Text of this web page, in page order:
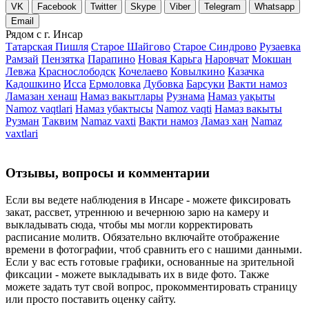
VK Facebook Twitter Skype Viber Telegram
Whatsapp
Email
Рядом с г. Инсар
Татарская Пишля Старое Шайгово Старое Синдрово Рузаевка
Рамзай Пензятка Парапино Новая Карьга Наровчат Мокшан
Левжа Краснослободск Кочелаево Ковылкино Казачка
Кадошкино Исса Ермоловка Дубовка Барсуки Вакти намоз
Ламазан хенаш Намаз вакытлары Рузнама Намаз уақыты
Namoz vaqtlari Намаз убактысы Namoz vaqti Намаз вакыты
Рузман Таквим Namaz vaxti Вақти намоз Ламаз хан Namaz
vaxtlari
Отзывы, вопросы и комментарии
Если вы ведете наблюдения в Инсаре - можете фиксировать
закат, рассвет, утреннюю и вечернюю зарю на камеру и
выкладывать сюда, чтобы мы могли корректировать
расписание молитв. Обязательно включайте отображение
времени в фотографии, чтоб сравнить его с нашими данными.
Если у вас есть готовые графики, основанные на зрительной
фиксации - можете выкладывать их в виде фото. Также
можете задать тут свой вопрос, прокомментировать страницу
или просто поставить оценку сайту.